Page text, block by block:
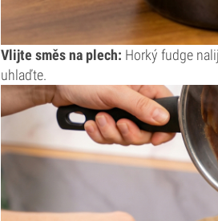
Vlijte směs na plech: Horký fudge
uhlaďte.